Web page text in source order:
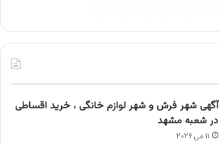
آگهی شهر فرش و شهر لوازم خانگی ، خرید اقساطی
در شعبه مشهد
۱۱ می ۲۰۲۶